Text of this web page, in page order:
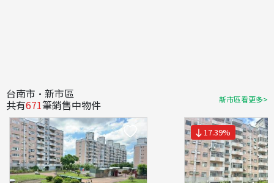
台南市·新市區
共有671筆銷售中物件 新市區看更多>
17.39%